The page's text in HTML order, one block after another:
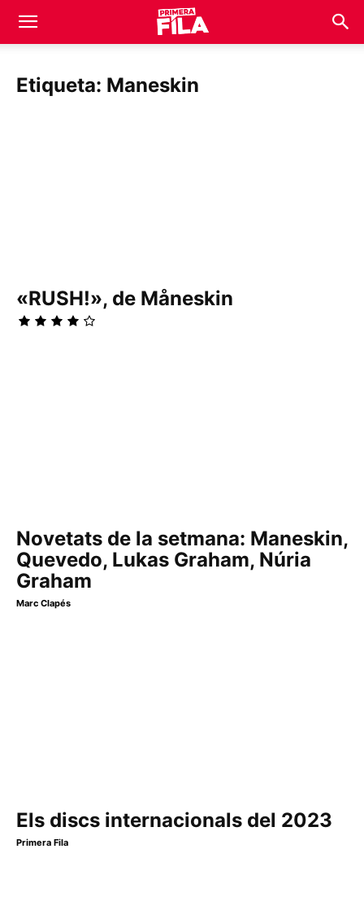
Etiqueta: Maneskin
«RUSH!», de Måneskin
Novetats de la setmana: Maneskin,
Quevedo, Lukas Graham, Núria
Graham
Marc Clapés
Els discs internacionals del 2023
Primera Fila